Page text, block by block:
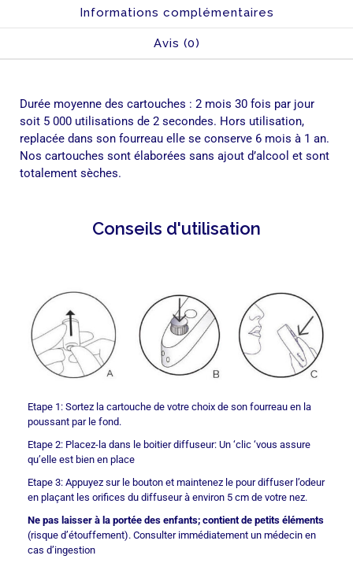
Informations complémentaires
Avis (0)
Durée moyenne des cartouches : 2 mois 30 fois par jour
soit 5 000 utilisations de 2 secondes. Hors utilisation,
replacée dans son fourreau elle se conserve 6 mois à 1 an.
Nos cartouches sont élaborées sans ajout d’alcool et sont
totalement sèches.
Conseils d'utilisation
Etape 1: Sortez la cartouche de votre choix de son fourreau en la
poussant par le fond.
Etape 2: Placez-la dans le boitier diffuseur: Un ‘clic ‘vous assure
qu’elle est bien en place
Etape 3: Appuyez sur le bouton et maintenez le pour diffuser l’odeur
en plaçant les orifices du diffuseur à environ 5 cm de votre nez.
Ne pas laisser à la portée des enfants; contient de petits éléments
(risque d’étouffement). Consulter immédiatement un médecin en
cas d’ingestion